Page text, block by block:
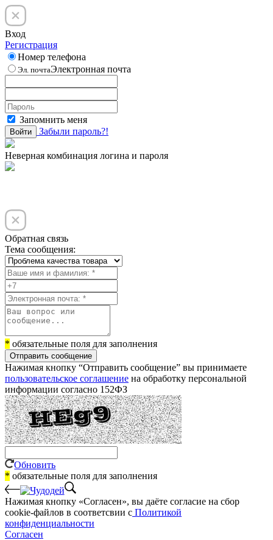
Вход
Регистрация
Номер телефона
Эл. почтаЭлектронная почта
Запомнить меня
Войти Забыли пароль?!
Неверная комбинация логина и пароля
Обратная связь
Тема сообщения:
* обязательные поля для заполнения
Отправить сообщение
Нажимая кнопку “Отправить сообщение” вы принимаете
пользовательское соглашение на обработку персональной
информации согласно 152ФЗ
Обновить
* обязательные поля для заполнения
Нажимая кнопку «Согласен», вы даёте cогласие на сбор
cookie-файлов в соответсвии с Политикой
конфиденциальности
Согласен